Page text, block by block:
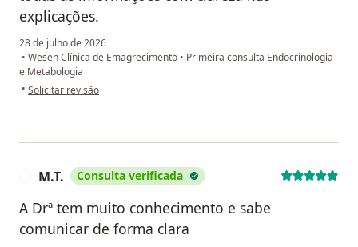
explicações.
28 de julho de 2026
• Wesen Clínica de Emagrecimento • Primeira consulta Endocrinologia
e Metabologia
• na opinião do utilizador Robson Toshio
Solicitar revisão
M.T. Consulta verificada
A Drª tem muito conhecimento e sabe
comunicar de forma clara